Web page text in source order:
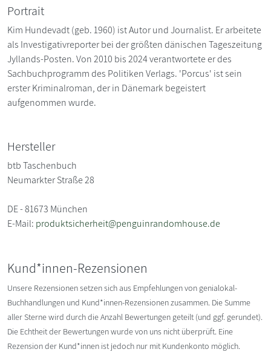
Portrait
Kim Hundevadt (geb. 1960) ist Autor und Journalist. Er arbeitete
als Investigativreporter bei der größten dänischen Tageszeitung
Jyllands-Posten. Von 2010 bis 2024 verantwortete er des
Sachbuchprogramm des Politiken Verlags. 'Porcus' ist sein
erster Kriminalroman, der in Dänemark begeistert
aufgenommen wurde.
Hersteller
btb Taschenbuch
Neumarkter Straße 28
DE - 81673 München
E-Mail: produktsicherheit@penguinrandomhouse.de
Kund*innen-Rezensionen
Unsere Rezensionen setzen sich aus Empfehlungen von genialokal-
Buchhandlungen und Kund*innen-Rezensionen zusammen. Die Summe
aller Sterne wird durch die Anzahl Bewertungen geteilt (und ggf. gerundet).
Die Echtheit der Bewertungen wurde von uns nicht überprüft. Eine
Rezension der Kund*innen ist jedoch nur mit Kundenkonto möglich.